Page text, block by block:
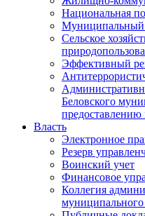
Национальная
Муниципальный
Сельское
Эффективный
Беловского
Власть
Электронное
Резерв
Воинский учет
Финансовое
Коллегия
муниципального